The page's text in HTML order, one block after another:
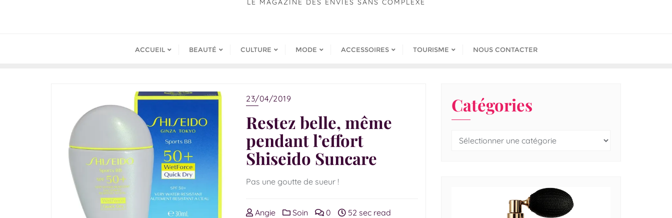
LE MAGAZINE DES ENVIES SANS COMPLEXE
ACCUEIL BEAUTÉ CULTURE MODE ACCESSOIRES TOURISME NOUS CONTACTER
23/04/2019
Restez belle, même
pendant l’effort
Shiseido Suncare
Pas une goutte de sueur !
Angie Soin 0 52 sec read
Catégories